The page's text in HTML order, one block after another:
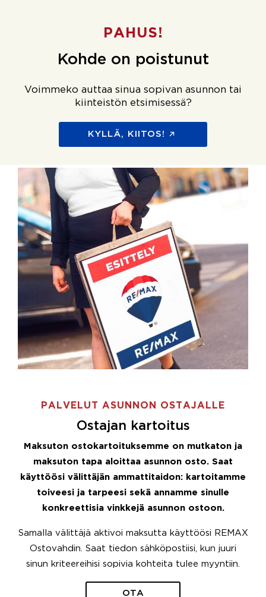
PAHUS!
Kohde on poistunut
Voimmeko auttaa sinua sopivan asunnon tai
kiinteistön etsimisessä?
KYLLÄ, KIITOS!
PALVELUT ASUNNON OSTAJALLE
Ostajan kartoitus
Maksuton ostokartoituksemme on mutkaton ja
maksuton tapa aloittaa asunnon osto. Saat
käyttöösi välittäjän ammattitaidon: kartoitamme
toiveesi ja tarpeesi sekä annamme sinulle
konkreettisia vinkkejä asunnon ostoon.
Samalla välittäjä aktivoi maksutta käyttöösi REMAX
Ostovahdin. Saat tiedon sähköpostiisi, kun juuri
sinun kriteereihisi sopivia kohteita tulee myyntiin.
OTA